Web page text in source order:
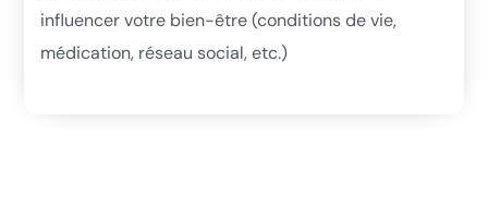
influencer votre bien-être (conditions de vie,
médication, réseau social, etc.)